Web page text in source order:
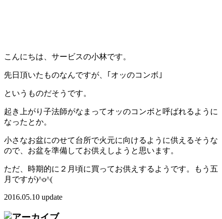
こんにちは、サービスの小林です。
先日頂いたものなんですが、｢オッのコンボ｣
というものだそうです。
起き上がり子法師がなまってオッのコンボと呼ばれるように
なったとか。
小さなお盆にのせて台所で火元に向けるように供えるそうな
ので、お盆を準備してお供えしようと思います。
ただ、時期的に２月頃に買ってお供えするようです。もう五
月ですが)^o^(
2016.05.10 update